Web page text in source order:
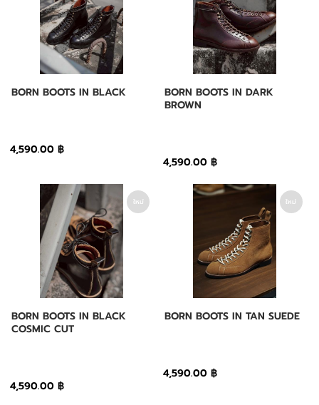
ข่าวสาร
แจ้งชำระเงิน
BORN BOOTS IN BLACK
4,590.00 ฿
BORN BOOTS IN DARK
BROWN
4,590.00 ฿
ใหม่
BORN BOOTS IN BLACK
COSMIC CUT
4,590.00 ฿
ใหม่
BORN BOOTS IN TAN SUEDE
4,590.00 ฿